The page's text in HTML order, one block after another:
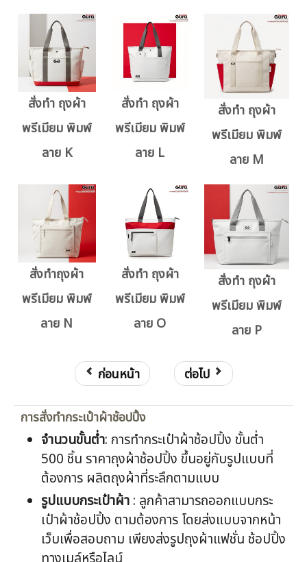
สั่งทำ ถุงผ้า
พรีเมียม พิมพ์
ลาย K
สั่งทำ ถุงผ้า
พรีเมียม พิมพ์
ลาย L
สั่งทำ ถุงผ้า
พรีเมียม พิมพ์
ลาย M
สั่งทำถุงผ้า
พรีเมียม พิมพ์
ลาย N
สั่งทำ ถุงผ้า
พรีเมียม พิมพ์
ลาย O
สั่งทำ ถุงผ้า
พรีเมียม พิมพ์
ลาย P
ก่อนหน้า ต่อไป
การสั่งทำกระเป๋าผ้าช้อปปิ้ง
จำนวนขั้นต่ำ: การทำกระเป๋าผ้าช้อปปิ้ง ขั้นต่ำ
500 ชิ้น ราคาถุงผ้าช้อปปิ้ง ขึ้นอยู่กับรูปแบบที่
ต้องการ ผลิตถุงผ้าที่ระลึกตามแบบ
รูปแบบกระเป๋าผ้า : ลูกค้าสามารถออกแบบกระ
เป๋าผ้าช้อปปิ้ง ตามต้องการ โดยส่งแบบจากหน้า
เว็บเพื่อสอบถาม เพียงส่งรูปถุงผ้าแฟชั่น ช้อปปิ้ง